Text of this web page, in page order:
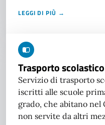
LEGGI DI PIÙ →
Trasporto scolastico
Servizio di trasporto
iscritti alle scuole
grado, che abitano nel
non servite da altri